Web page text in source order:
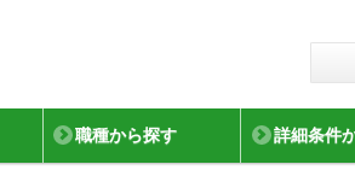
職種から探す 詳細条件